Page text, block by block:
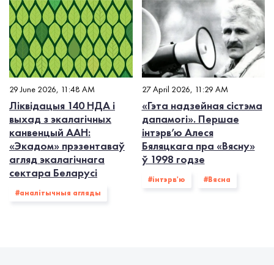
29 June 2026, 11:48 AM
Ліквідацыя 140 НДА і
выхад з экалагiчных
канвенцый ААН:
«Экадом» прэзентаваў
агляд экалагічнага
сектара Беларусі
#аналітычныя агляды
27 April 2026, 11:29 AM
«Гэта надзейная сістэма
дапамогі». Першае
інтэрв’ю Алеся
Бяляцкага пра «Вясну»
ў 1998 годзе
#інтэрв'ю #Вясна